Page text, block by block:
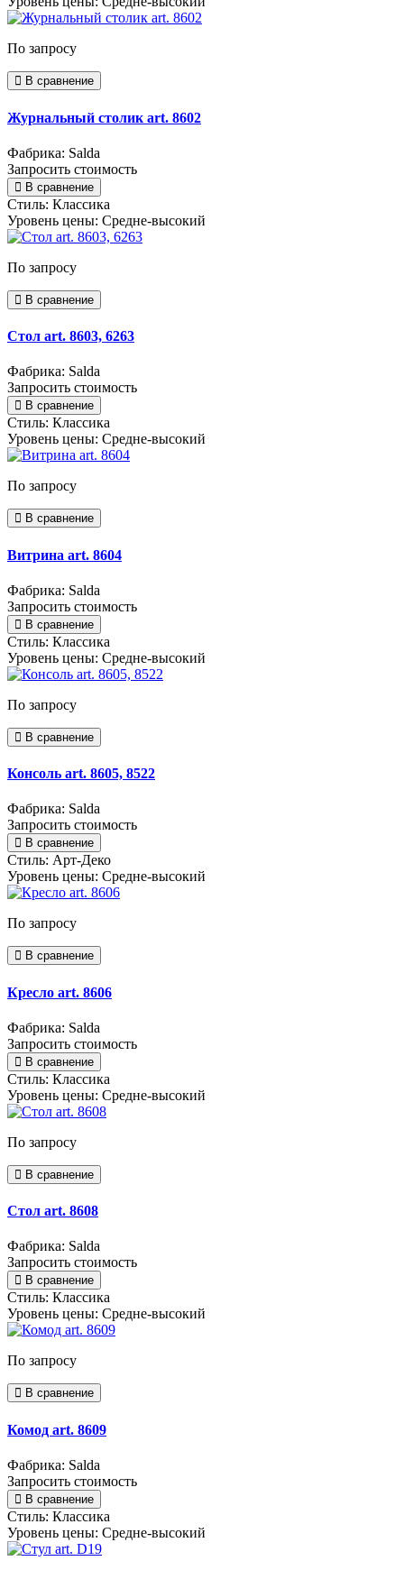
По запросу
В сравнение
Журнальный столик art. 8602
Фабрика: Salda
Запросить стоимость
В сравнение
Стиль: Классика
Уровень цены: Средне-высокий
По запросу
В сравнение
Стол art. 8603, 6263
Фабрика: Salda
Запросить стоимость
В сравнение
Стиль: Классика
Уровень цены: Средне-высокий
По запросу
В сравнение
Витрина art. 8604
Фабрика: Salda
Запросить стоимость
В сравнение
Стиль: Классика
Уровень цены: Средне-высокий
По запросу
В сравнение
Консоль art. 8605, 8522
Фабрика: Salda
Запросить стоимость
В сравнение
Стиль: Арт-Деко
Уровень цены: Средне-высокий
По запросу
В сравнение
Кресло art. 8606
Фабрика: Salda
Запросить стоимость
В сравнение
Стиль: Классика
Уровень цены: Средне-высокий
По запросу
В сравнение
Стол art. 8608
Фабрика: Salda
Запросить стоимость
В сравнение
Стиль: Классика
Уровень цены: Средне-высокий
По запросу
В сравнение
Комод art. 8609
Фабрика: Salda
Запросить стоимость
В сравнение
Стиль: Классика
Уровень цены: Средне-высокий